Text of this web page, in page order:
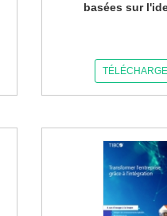
basées sur